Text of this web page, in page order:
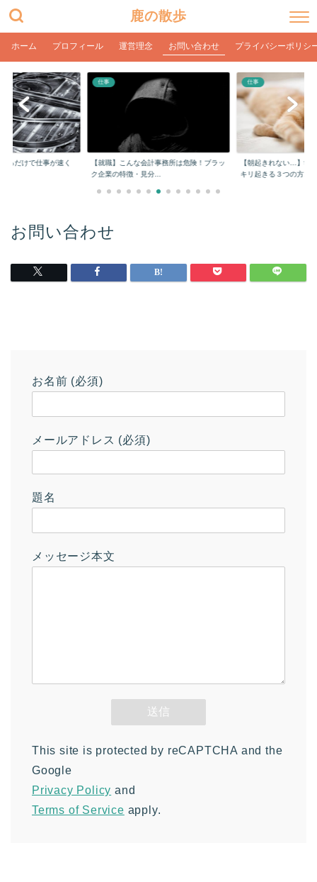
鹿の散歩
ホーム プロフィール 運営理念 お問い合わせ プライバシーポリシ
るだけで仕事が速く
仕事
【就職】こんな会計事務所は危険！ブラッ
ク企業の特徴・見分...
仕事
【朝起きれない…】学
キリ起きる３つの方...
お問い合わせ
お名前 (必須)
メールアドレス (必須)
題名
メッセージ本文
This site is protected by reCAPTCHA and the
Google
Privacy Policy and
Terms of Service apply.